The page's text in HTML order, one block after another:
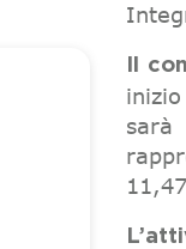
Il
sarà